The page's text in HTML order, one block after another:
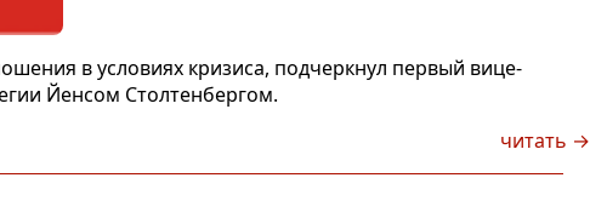
в условиях кризиса, подчеркнул первый вице-
Йенсом Столтенбергом.
читать →